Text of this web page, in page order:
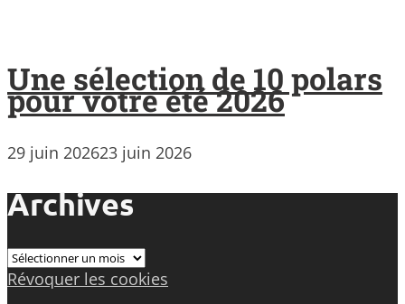
Une sélection de 10 polars
pour votre été 2026
29 juin 202623 juin 2026
Archives
Archives
Révoquer les cookies